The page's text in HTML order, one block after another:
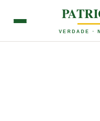
VERDADE ·